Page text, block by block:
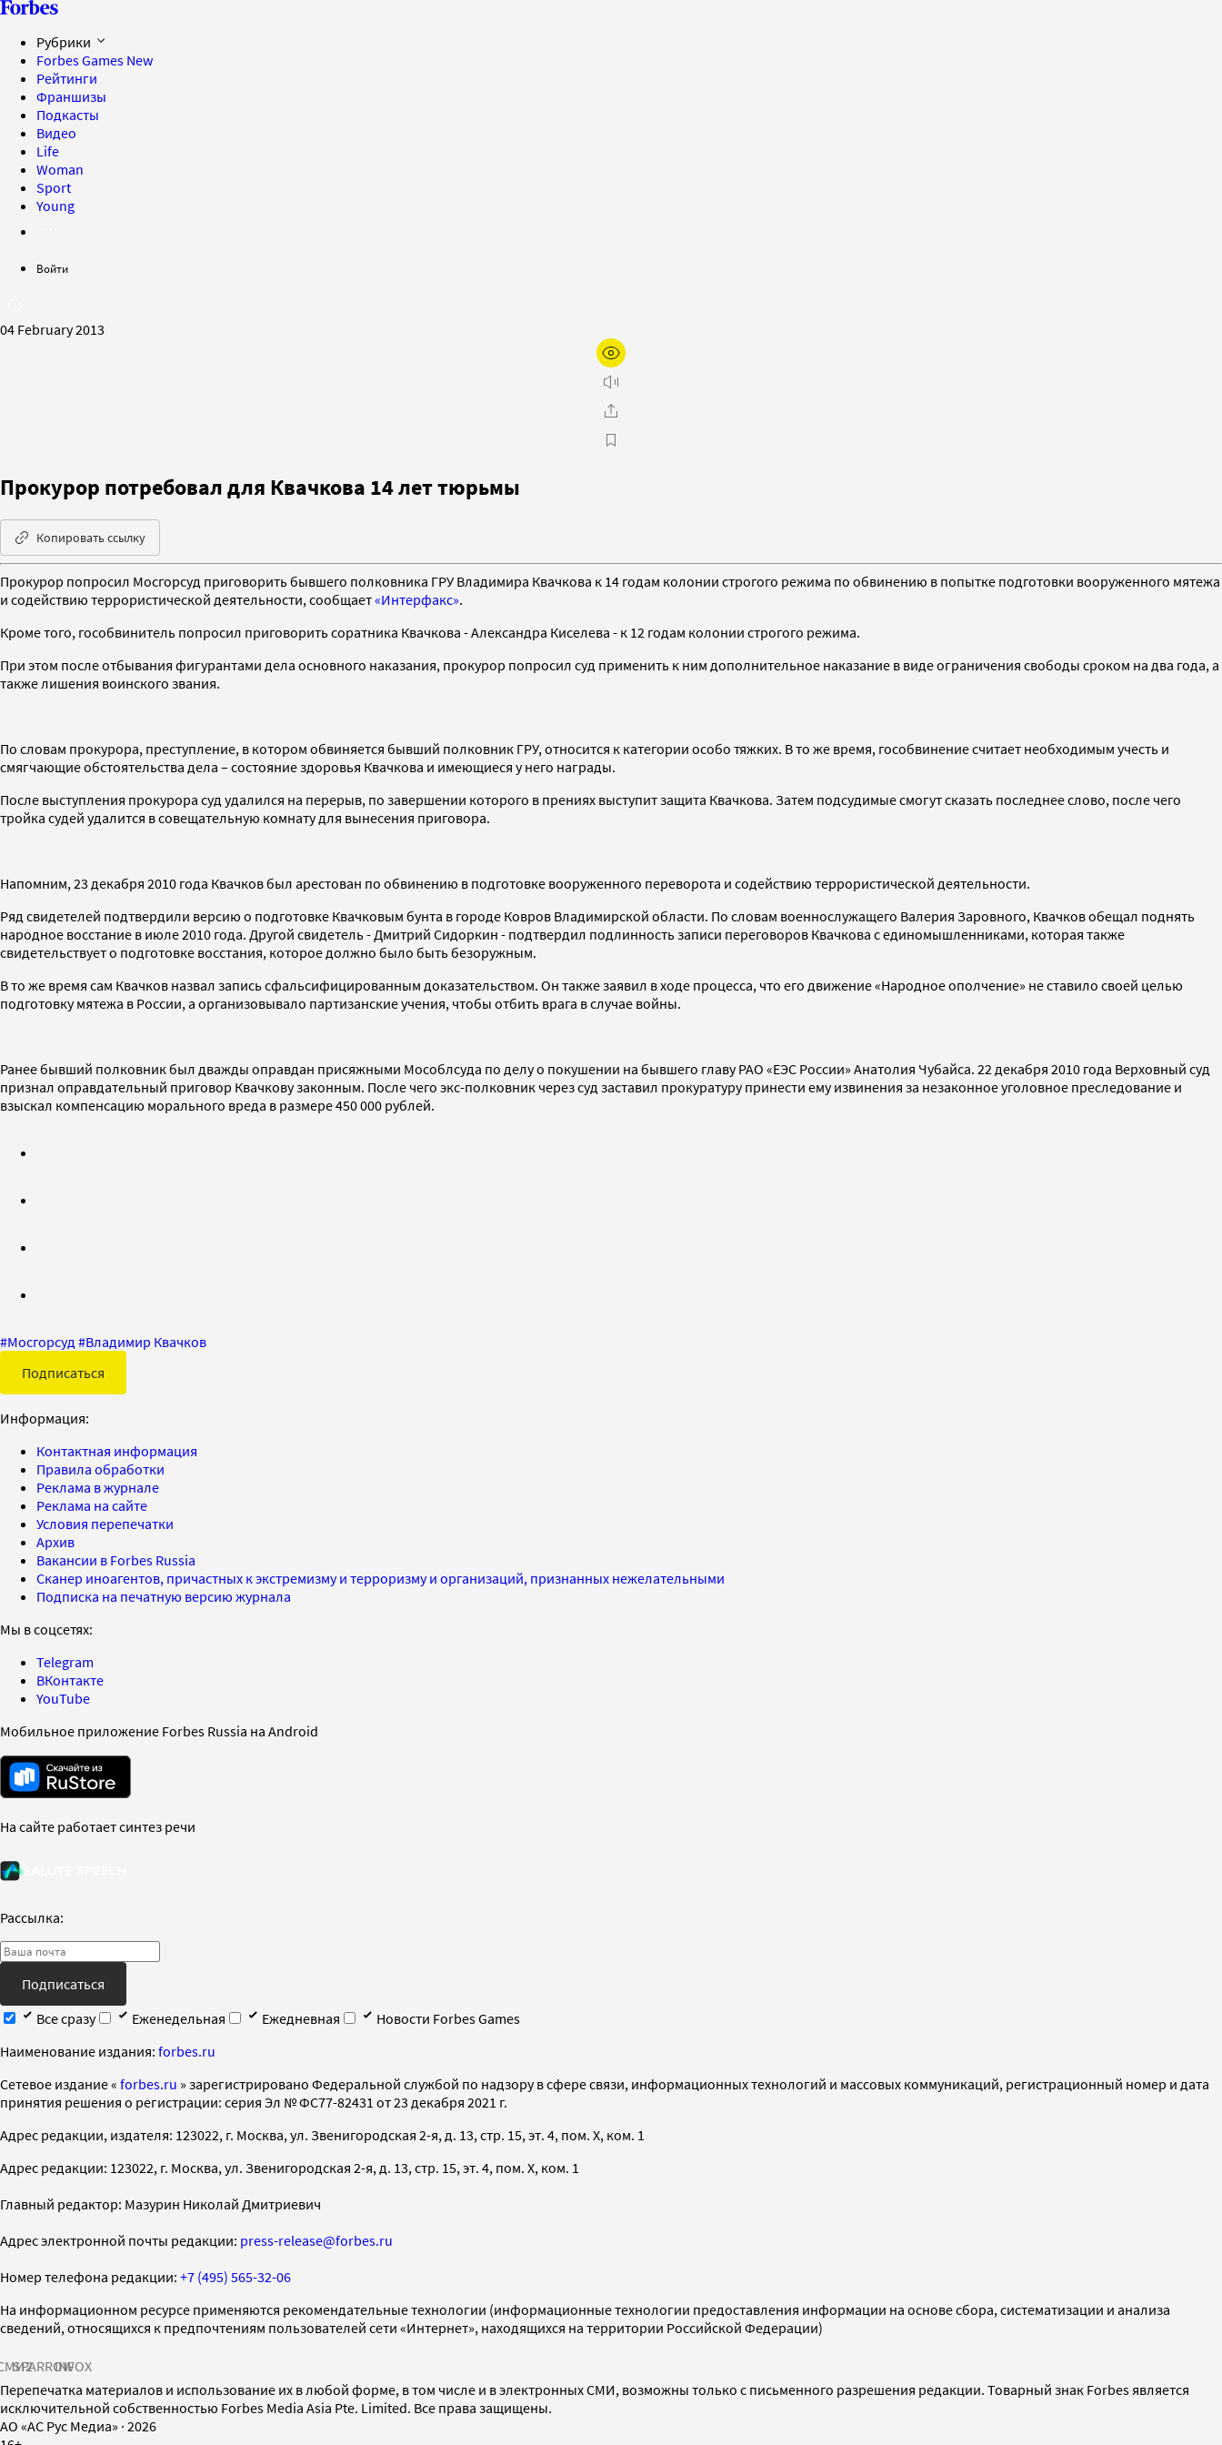
Рубрики
Forbes Games New
Рейтинги
Франшизы
Подкасты
Видео
Life
Woman
Sport
Young
Войти
04 February 2013
Прокурор потребовал для Квачкова 14 лет тюрьмы
Копировать ссылку
Прокурор попросил Мосгорсуд приговорить бывшего полковника ГРУ Владимира Квачкова к 14 годам колонии строгого режима по обвинению в попытке подготовки вооруженного мятежа
и содействию террористической деятельности, сообщает«Интерфакс».
Кроме того, гособвинитель попросил приговорить соратника Квачкова - Александра Киселева - к 12 годам колонии строгого режима.
При этом после отбывания фигурантами дела основного наказания, прокурор попросил суд применить к ним дополнительное наказание в виде ограничения свободы сроком на два года, а
также лишения воинского звания.
По словам прокурора, преступление, в котором обвиняется бывший полковник ГРУ, относится к категории особо тяжких. В то же время, гособвинение считает необходимым учесть и
смягчающие обстоятельства дела – состояние здоровья Квачкова и имеющиеся у него награды.
После выступления прокурора суд удалился на перерыв, по завершении которого в прениях выступит защита Квачкова. Затем подсудимые смогут сказать последнее слово, после чего
тройка судей удалится в совещательную комнату для вынесения приговора.
Напомним, 23 декабря 2010 года Квачков был арестован по обвинению в подготовке вооруженного переворота и содействию террористической деятельности.
Ряд свидетелей подтвердили версию о подготовке Квачковым бунта в городе Ковров Владимирской области. По словам военнослужащего Валерия Заровного, Квачков обещал поднять
народное восстание в июле 2010 года. Другой свидетель - Дмитрий Сидоркин - подтвердил подлинность записи переговоров Квачкова с единомышленниками, которая также
свидетельствует о подготовке восстания, которое должно было быть безоружным.
В то же время сам Квачков назвал запись сфальсифицированным доказательством. Он также заявил в ходе процесса, что его движение «Народное ополчение» не ставило своей целью
подготовку мятежа в России, а организовывало партизанские учения, чтобы отбить врага в случае войны.
Ранее бывший полковник был дважды оправдан присяжными Мособлсуда по делу о покушении на бывшего главу РАО «ЕЭС России» Анатолия Чубайса. 22 декабря 2010 года Верховный суд
признал оправдательный приговор Квачкову законным. После чего экс-полковник через суд заставил прокуратуру принести ему извинения за незаконное уголовное преследование и
взыскал компенсацию морального вреда в размере 450 000 рублей.
#Мосгорсуд #Владимир Квачков
Подписаться
Информация:
Контактная информация
Правила обработки
Реклама в журнале
Реклама на сайте
Условия перепечатки
Архив
Вакансии в Forbes Russia
Сканер иноагентов, причастных к экстремизму и терроризму и организаций, признанных нежелательными
Подписка на печатную версию журнала
Мы в соцсетях:
Telegram
ВКонтакте
YouTube
Мобильное приложение Forbes Russia на Android
На сайте работает синтез речи
Рассылка:
Подписаться
Все сразу
Еженедельная Ежедневная
Новости Forbes Games
Наименование издания: forbes.ru
Cетевое издание « forbes.ru » зарегистрировано Федеральной службой по надзору в сфере связи, информационных технологий и массовых коммуникаций, регистрационный номер и дата
принятия решения о регистрации: серия Эл № ФС77-82431 от 23 декабря 2021 г.
Адрес редакции, издателя: 123022, г. Москва, ул. Звенигородская 2-я, д. 13, стр. 15, эт. 4, пом. X, ком. 1
Адрес редакции: 123022, г. Москва, ул. Звенигородская 2-я, д. 13, стр. 15, эт. 4, пом. X, ком. 1
Главный редактор: Мазурин Николай Дмитриевич
Адрес электронной почты редакции: press-release@forbes.ru
Номер телефона редакции: +7 (495) 565-32-06
На информационном ресурсе применяются рекомендательные технологии (информационные технологии предоставления информации на основе сбора, систематизации и анализа
сведений, относящихся к предпочтениям пользователей сети «Интернет», находящихся на территории Российской Федерации)
SPARROWINFOX
Перепечатка материалов и использование их в любой форме, в том числе и в электронных СМИ, возможны только с письменного разрешения редакции. Товарный знак Forbes является
исключительной собственностью Forbes Media Asia Pte. Limited. Все права защищены.
AO «АС Рус Медиа» · 2026